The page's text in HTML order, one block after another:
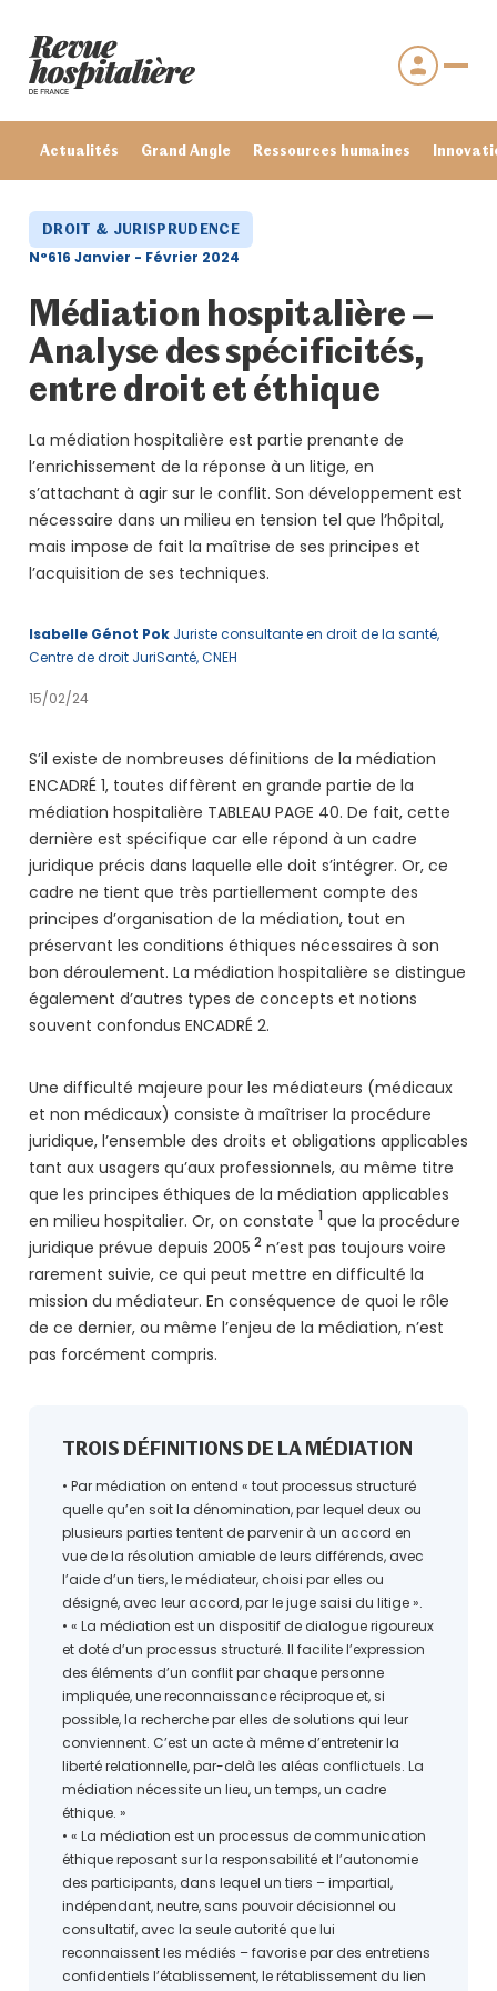
Actualités Grand Angle Ressources humaines
Se connecter
Mot de passe oublié ?
DROIT & JURISPRUDENCE
N°616 Janvier - Février 2024
Médiation hospitalière –
Analyse des spécificités,
entre droit et éthique
La médiation hospitalière est partie prenante de
l’enrichissement de la réponse à un litige, en
s’attachant à agir sur le conflit. Son développement est
nécessaire dans un milieu en tension tel que l’hôpital,
mais impose de fait la maîtrise de ses principes et
l’acquisition de ses techniques.
Isabelle Génot Pok Juriste consultante en droit de la santé,
Centre de droit JuriSanté, CNEH
15/02/24
S’il existe de nombreuses définitions de la médiation
ENCADRÉ 1, toutes diffèrent en grande partie de la
médiation hospitalière TABLEAU PAGE 40. De fait, cette
dernière est spécifique car elle répond à un cadre
juridique précis dans laquelle elle doit s’intégrer. Or, ce
cadre ne tient que très partiellement compte des
principes d’organisation de la médiation, tout en
préservant les conditions éthiques nécessaires à son
bon déroulement. La médiation hospitalière se distingue
également d’autres types de concepts et notions
souvent confondus ENCADRÉ 2.
Une difficulté majeure pour les médiateurs (médicaux
et non médicaux) consiste à maîtriser la procédure
juridique, l’ensemble des droits et obligations applicables
tant aux usagers qu’aux professionnels, au même titre
que les principes éthiques de la médiation applicables
en milieu hospitalier. Or, on constate 1 que la procédure
juridique prévue depuis 2005 2 n’est pas toujours voire
rarement suivie, ce qui peut mettre en difficulté la
mission du médiateur. En conséquence de quoi le rôle
de ce dernier, ou même l’enjeu de la médiation, n’est
pas forcément compris.
TROIS DÉFINITIONS DE LA MÉDIATION
• Par médiation on entend « tout processus structuré
quelle qu’en soit la dénomination, par lequel deux ou
plusieurs parties tentent de parvenir à un accord en
vue de la résolution amiable de leurs différends, avec
l’aide d’un tiers, le médiateur, choisi par elles ou
désigné, avec leur accord, par le juge saisi du litige ».
• « La médiation est un dispositif de dialogue rigoureux
et doté d’un processus structuré. Il facilite l’expression
des éléments d’un conflit par chaque personne
impliquée, une reconnaissance réciproque et, si
possible, la recherche par elles de solutions qui leur
conviennent. C’est un acte à même d’entretenir la
liberté relationnelle, par-delà les aléas conflictuels. La
médiation nécessite un lieu, un temps, un cadre
éthique. »
• « La médiation est un processus de communication
éthique reposant sur la responsabilité et l’autonomie
des participants, dans lequel un tiers – impartial,
indépendant, neutre, sans pouvoir décisionnel ou
consultatif, avec la seule autorité que lui
reconnaissent les médiés – favorise par des entretiens
confidentiels l’établissement, le rétablissement du lien